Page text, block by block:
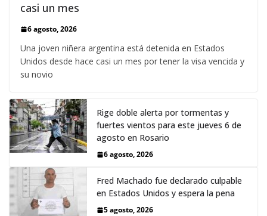
casi un mes
6 agosto, 2026
Una joven niñera argentina está detenida en Estados
Unidos desde hace casi un mes por tener la visa vencida y
su novio
Rige doble alerta por tormentas y
fuertes vientos para este jueves 6 de
agosto en Rosario
6 agosto, 2026
Fred Machado fue declarado culpable
en Estados Unidos y espera la pena
5 agosto, 2026